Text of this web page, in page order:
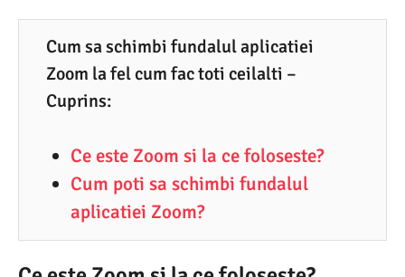
Cum sa schimbi fundalul aplicatiei
Zoom la fel cum fac toti ceilalti –
Cuprins:
Ce este Zoom si la ce foloseste?
Cum poti sa schimbi fundalul
aplicatiei Zoom?